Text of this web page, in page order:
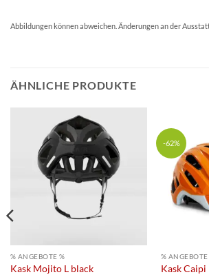
Abbildungen können abweichen. Änderungen an der
ÄHNLICHE PRODUKTE
% ANGEBOTE %
Kask Mojito L black
-62%
% ANGEBOTE
Kask